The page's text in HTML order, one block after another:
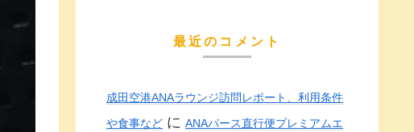
最近のコメント
成田空港ANAラウンジ訪問レポート、利用条件
や食事など に ANAパース直行便プレミアムエ